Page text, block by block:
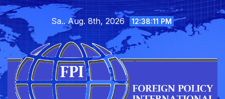
Skip
to
content
Sa.. Aug. 8th, 2026 12:38:12 PM